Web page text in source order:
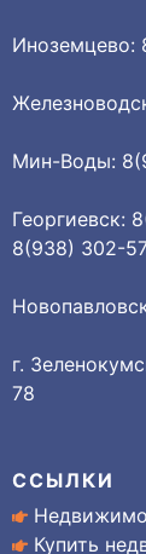
Иноземцево:
Мин-Воды:
Георгиевск:
8(938) 302-
г.
78
ССЫЛКИ
Купить